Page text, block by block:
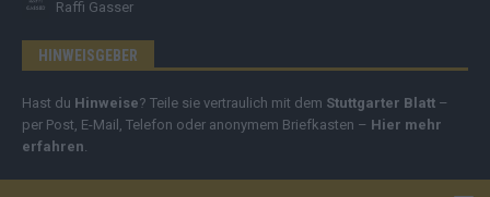
Raffi Gasser
HINWEISGEBER
Hast du Hinweise? Teile sie vertraulich mit dem Stuttgarter Blatt –
per Post, E-Mail, Telefon oder anonymem Briefkasten – Hier mehr
erfahren.